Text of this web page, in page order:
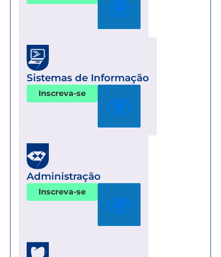
Sistemas de Informação
Inscreva-se
Administração
Inscreva-se